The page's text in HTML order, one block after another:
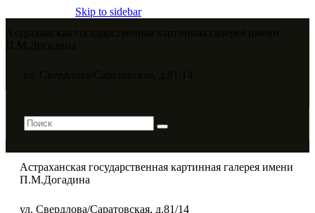
Skip to sidebar
Астраханская государственная картинная галерея имени
П.М.Догадина​
ул. Свердлова/Саратовская, д.81/14